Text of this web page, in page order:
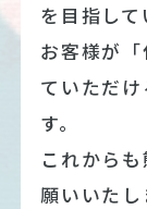
を目指して
お客様が
ていただ
す。
これから
願いいたし